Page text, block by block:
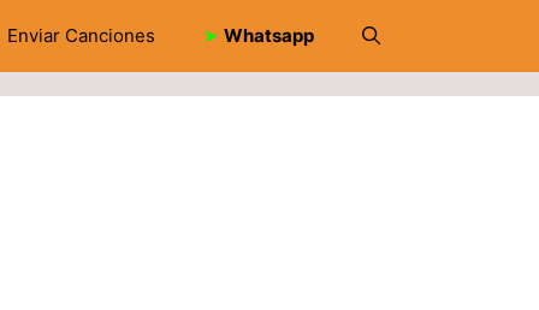
Enviar Canciones ➤ Whatsapp